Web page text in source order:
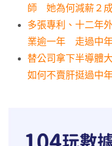
師 她為何減薪２
多張專利、十二年
業逾一年 走過中年
替公司拿下半導體
如何不賣肝挺過中